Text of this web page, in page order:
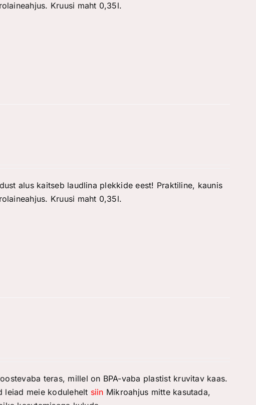
Kruusi maht 0,35l.
alus kaitseb laudlina plekkide eest! Praktiline, kaunis
Kruusi maht 0,35l.
teras, millel on BPA-vaba plastist kruvitav kaas.
leiad meie kodulehelt siin Mikroahjus mitte kasutada,